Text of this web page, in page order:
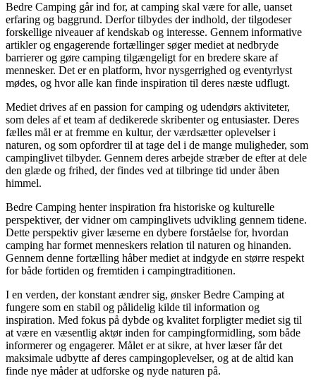
Bedre Camping går ind for, at camping skal være for alle, uanset
erfaring og baggrund. Derfor tilbydes der indhold, der tilgodeser
forskellige niveauer af kendskab og interesse. Gennem informative
artikler og engagerende fortællinger søger mediet at nedbryde
barrierer og gøre camping tilgængeligt for en bredere skare af
mennesker. Det er en platform, hvor nysgerrighed og eventyrlyst
mødes, og hvor alle kan finde inspiration til deres næste udflugt.
Mediet drives af en passion for camping og udendørs aktiviteter,
som deles af et team af dedikerede skribenter og entusiaster. Deres
fælles mål er at fremme en kultur, der værdsætter oplevelser i
naturen, og som opfordrer til at tage del i de mange muligheder, som
campinglivet tilbyder. Gennem deres arbejde stræber de efter at dele
den glæde og frihed, der findes ved at tilbringe tid under åben
himmel.
Bedre Camping henter inspiration fra historiske og kulturelle
perspektiver, der vidner om campinglivets udvikling gennem tidene.
Dette perspektiv giver læserne en dybere forståelse for, hvordan
camping har formet menneskers relation til naturen og hinanden.
Gennem denne fortælling håber mediet at indgyde en større respekt
for både fortiden og fremtiden i campingtraditionen.
I en verden, der konstant ændrer sig, ønsker Bedre Camping at
fungere som en stabil og pålidelig kilde til information og
inspiration. Med fokus på dybde og kvalitet forpligter mediet sig til
at være en væsentlig aktør inden for campingformidling, som både
informerer og engagerer. Målet er at sikre, at hver læser får det
maksimale udbytte af deres campingoplevelser, og at de altid kan
finde nye måder at udforske og nyde naturen på.